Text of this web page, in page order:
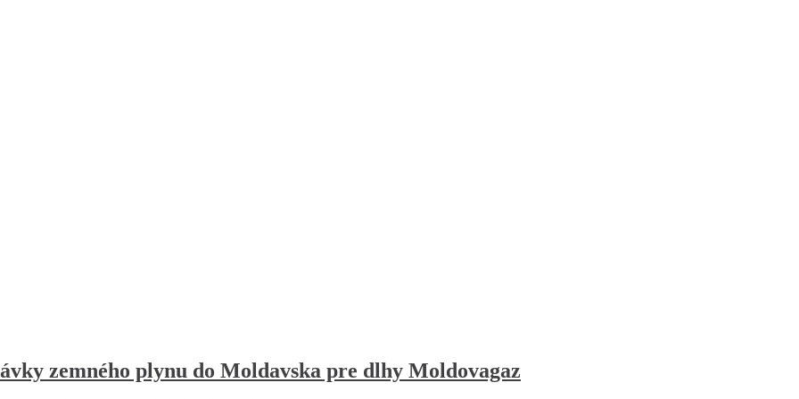
zemného plynu do Moldavska pre dlhy Moldovagaz